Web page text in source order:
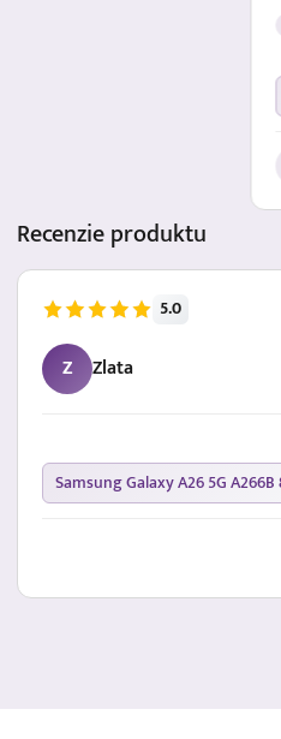
Recenzieproduktu
5.0
Z Zlata